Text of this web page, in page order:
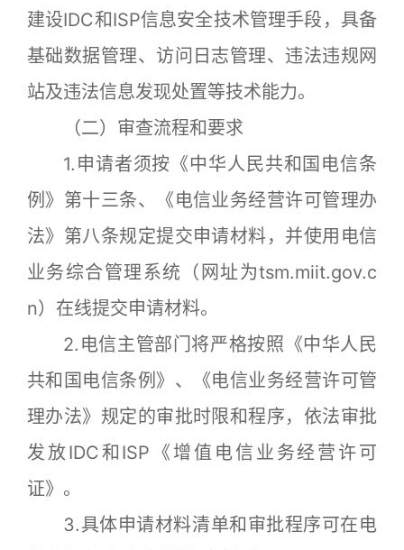
建设IDC和ISP信息安全技术管理手段，具备
基础数据管理、访问日志管理、违法违规网
站及违法信息发现处置等技术能力。
（二）审查流程和要求
1.申请者须按《中华人民共和国电信条
例》第十三条、《电信业务经营许可管理办
法》第八条规定提交申请材料，并使用电信
业务综合管理系统（网址为tsm.miit.gov.c
n）在线提交申请材料。
2.电信主管部门将严格按照《中华人民
共和国电信条例》、《电信业务经营许可管
理办法》规定的审批时限和程序，依法审批
发放IDC和ISP《增值电信业务经营许可
证》。
3.具体申请材料清单和审批程序可在电